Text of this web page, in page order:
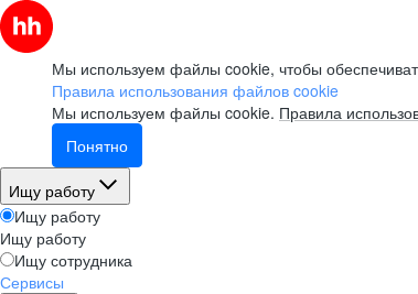
Мы используем файлы cookie, чтобы
Правила использования файлов cookie
Мы используем файлы cookie. Правила
Понятно
Ищу работу
Ищу работу
Ищу работу
Ищу сотрудника
Сервисы